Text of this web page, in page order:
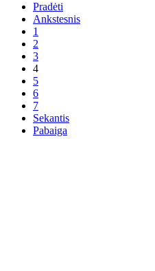
Pradėti
Ankstesnis
1
2
3
4
5
6
7
Sekantis
Pabaiga